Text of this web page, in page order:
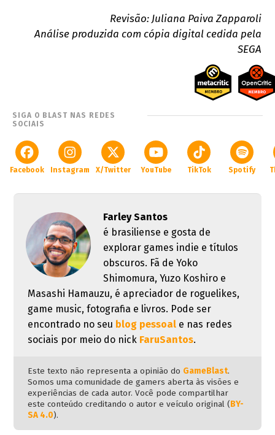
Revisão: Juliana Paiva Zapparoli
Análise produzida com cópia digital cedida pela
SEGA
SIGA O BLAST NAS REDES
SOCIAIS
Facebook Instagram X/Twitter YouTube TikTok Spotify
Farley Santos
é brasiliense e gosta de
explorar games indie e títulos
obscuros. Fã de Yoko
Shimomura, Yuzo Koshiro e
Masashi Hamauzu, é apreciador de roguelikes,
game music, fotografia e livros. Pode ser
encontrado no seu blog pessoale nas redes
sociais por meio do nick FaruSantos.
Este texto não representa a opinião do GameBlast.
Somos uma comunidade de gamers aberta às visões e
experiências de cada autor. Você pode compartilhar
este conteúdo creditando o autor e veículo original (BY-
SA 4.0).